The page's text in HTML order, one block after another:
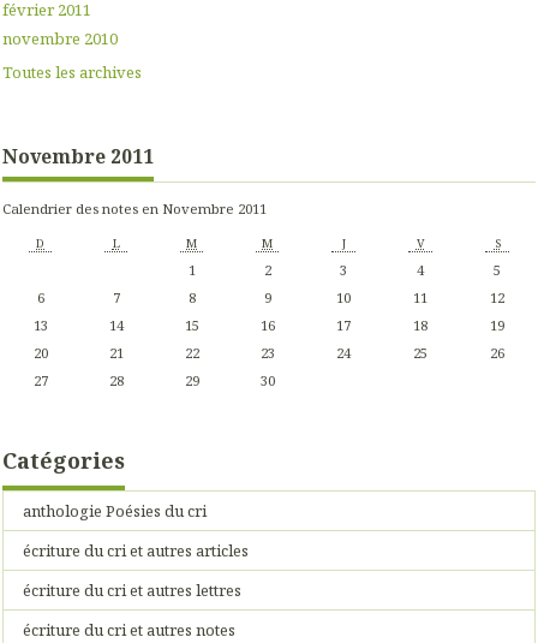
février 2011
novembre 2010
Toutes les archives
Novembre 2011
Calendrier des notes en Novembre 2011
D L M M J V S
1 2 3 4
5
6
7 8 9 10 11
12
13
14 15 16 17 18
19
20
21 22 23 24 25
26
27
28 29 30
Catégories
anthologie Poésies du cri
écriture du cri et autres articles
écriture du cri et autres lettres
écriture du cri et autres notes